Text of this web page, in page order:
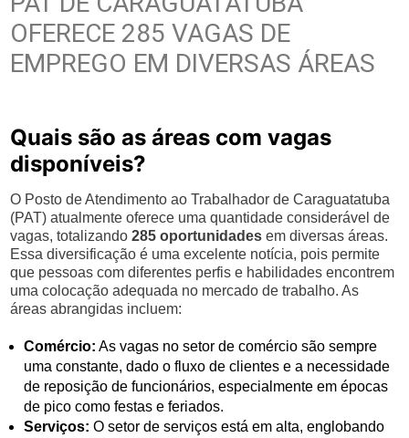
OFERECE 285 VAGAS DE
EMPREGO EM DIVERSAS ÁREAS
Quais são as áreas com vagas
disponíveis?
O Posto de Atendimento ao Trabalhador de Caraguatatuba
(PAT) atualmente oferece uma quantidade considerável de
vagas, totalizando285 oportunidades em diversas áreas.
Essa diversificação é uma excelente notícia, pois permite
que pessoas com diferentes perfis e habilidades encontrem
uma colocação adequada no mercado de trabalho. As
áreas abrangidas incluem:
Comércio: As vagas no setor de comércio são sempre
uma constante, dado o fluxo de clientes e a necessidade
de reposição de funcionários, especialmente em épocas
de pico como festas e feriados.
Serviços: O setor de serviços está em alta, englobando